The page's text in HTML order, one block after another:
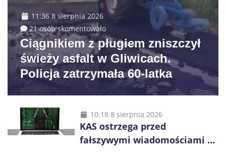
11:36 8 sierpnia 2026
21 osób skomentowało
Ciągnikiem z pługiem zniszczył
świeży asfalt w Gliwicach.
Policja zatrzymała 60-latka
10:18 8 sierpnia 2026
KAS ostrzega przed
fałszywymi wiadomościami o